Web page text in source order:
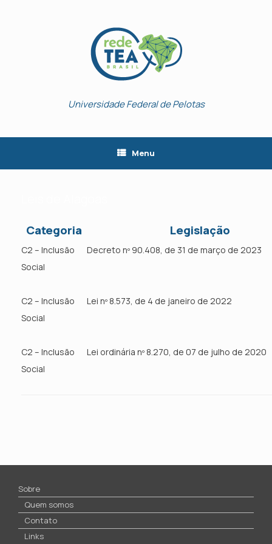
Universidade Federal de Pelotas
Menu
Categoria Legislação
C2 – Inclusão
Social
Decreto nº 90.408, de 31 de março de 2023
C2 – Inclusão
Social
Lei nº 8.573, de 4 de janeiro de 2022
C2 – Inclusão
Social
Lei ordinária nº 8.270, de 07 de julho de 2020
Sobre
Quem somos
Contato
Links